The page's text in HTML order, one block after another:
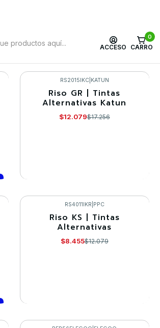
ACCESO
0
CARRO
-30%
RS2015IKC| KATUN
Riso GR | Tintas
Alternativas Katun
$12.079$17.256
VER DETALLES
RS4011IKR PPC
Riso KS | Tintas
Alternativas
$8.455$12.079
VER DETALLES